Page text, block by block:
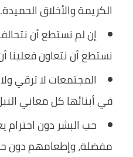
الكريمة والأخلاق الحميدة.
إن لم نستطع أن
نستطع أن نتعاون فعلينا
المجتمعات لا ترقي
في أبنائها كل معاني
حب البشر دون احترام
مفضلة، وإطعامهم دون